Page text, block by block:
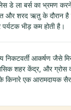
डे ला बर्स का भ्रमण
और शरद ऋतु के दौरान है
भीड़ कम होती है।
निकटवर्ती आकर्षण जैसे
शहर केंद्र, और
किनारे एक आरामदायक